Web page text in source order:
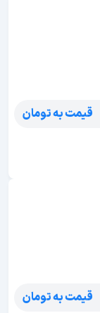
قیمت به تومان
قیمت به تومان